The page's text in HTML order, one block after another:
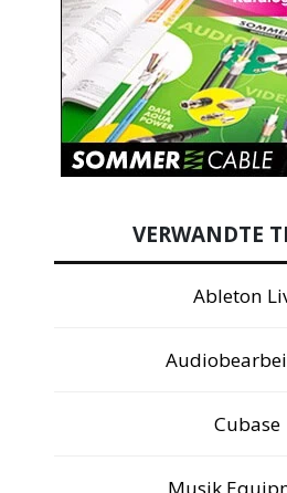
VERWANDTE
Ableton
Cubase
Musik